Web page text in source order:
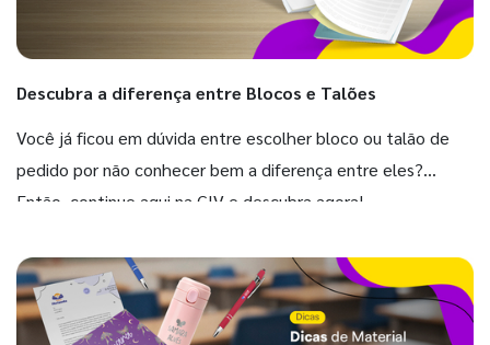
Descubra a diferença entre Blocos e Talões
Você já ficou em dúvida entre escolher bloco ou talão de
pedido por não conhecer bem a diferença entre eles?
Então, continue aqui na GIV e descubra agora!